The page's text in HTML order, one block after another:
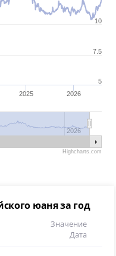
2025 2026
2026
10
5
7.5
Highcharts.com
юаня за год
Значение
Дата